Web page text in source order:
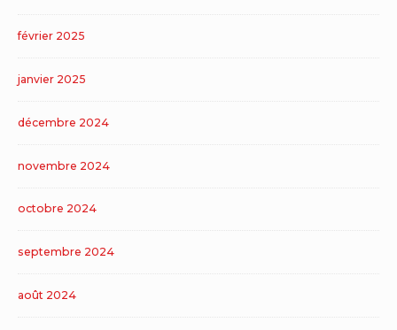
février 2025
janvier 2025
décembre 2024
novembre 2024
octobre 2024
septembre 2024
août 2024